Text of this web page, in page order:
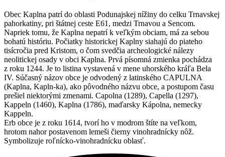
Obec Kaplna patrí do oblasti Podunajskej nížiny do celku Trnavskej
pahorkatiny, pri štátnej ceste E61, medzi Trnavou a Sencom.
Napriek tomu, že Kaplna nepatrí k veľkým obciam, má za sebou
bohatú históriu. Počiatky historickej Kaplny siahajú do piateho
tisícročia pred Kristom, o čom svedčia archeologické nálezy
neolitickej osady v obci Kaplna. Prvá písomná zmienka pochádza
z roku 1244. Je to listina vystavená v mene uhorského kráľa Bela
IV. Súčasný názov obce je odvodený z latinského CAPULNA
(Kaplna, Kapln-ka), ako pôvodného názvu obce, a postupom času
prešiel niektorými zmenami. Capolna (1289), Capella (1297),
Kappeln (1460), Kaplna (1786), maďarsky Kápolna, nemecky
Kappeln.
Erb obce je z roku 1614, tvorí ho v modrom štíte na veľkom,
hrotom nahor postavenom lemeši čierny vinohradnícky nôž.
Symbolizuje roľnícko-vinohradnícku oblasť.